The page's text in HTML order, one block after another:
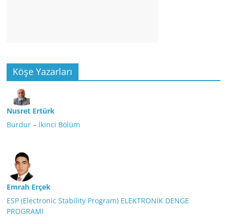
Köşe Yazarları
Nusret Ertürk
Burdur – İkinci Bölüm
Emrah Erçek
ESP (Electronic Stability Program) ELEKTRONİK DENGE
PROGRAMI